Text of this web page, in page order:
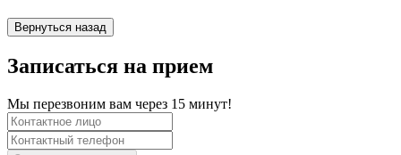
Вернуться назад
Записаться на прием
Мы перезвоним вам через 15 минут!